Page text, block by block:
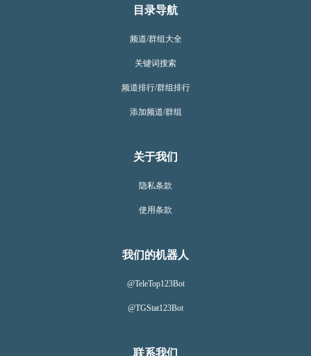
目录导航
频道/群组大全
关键词搜索
频道排行/群组排行
添加频道/群组
关于我们
隐私条款
使用条款
我们的机器人
@TeleTop123Bot
@TGStat123Bot
联系我们